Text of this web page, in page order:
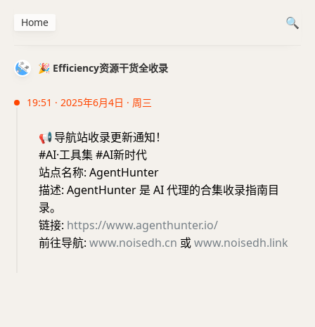
🎉 Efficiency资源干货全收录
19:51 · 2025年6月4日 · 周三
📢导航站收录更新通知！
#AI·工具集 #AI新时代
站点名称: AgentHunter
描述: AgentHunter 是 AI 代理的合集收录指南目
录。
链接: https://www.agenthunter.io/
前往导航: www.noisedh.cn 或www.noisedh.link
Home